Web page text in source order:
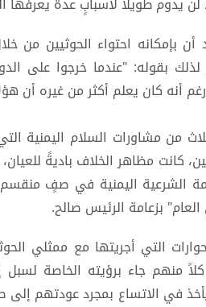
أن بإمكانه احتواء الحوثيين
بقوله: "عندما خرجوا على
أنه كان يعلم أكثر من غيره أن
من مشاورات السلام اليمنية
كانت مظاهر الخلاف باديةً
الشرعية اليمنية في صفٍ منقسم
بزعامة الرئيس صالح.
التي أجريتها مع ممثلي
كلاً منهم جاء برؤيته الخاصة
في الاتساع بمجرد عودتهم إلى